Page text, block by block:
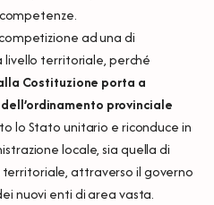
ad una di
territoriale, perché
Costituzione porta a
provinciale
lo Stato unitario e riconduce in
locale, sia quella di
territoriale, attraverso il governo
nuovi enti di area vasta.